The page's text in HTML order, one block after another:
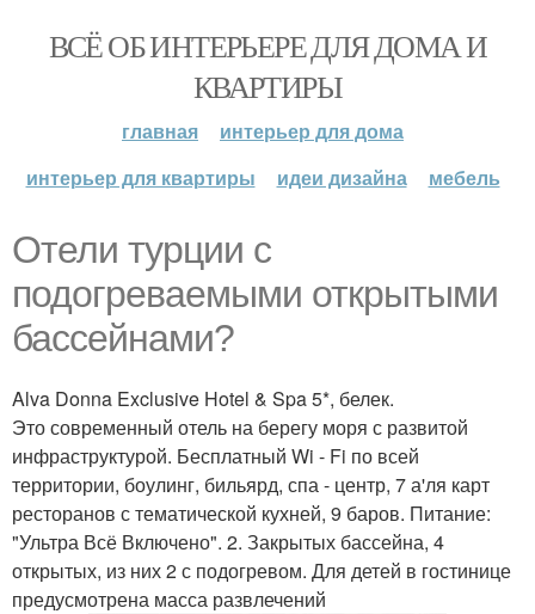
ВСЁ ОБ ИНТЕРЬЕРЕ ДЛЯ ДОМА И
КВАРТИРЫ
главная
интерьер для дома
интерьер для квартиры
идеи дизайна мебель
Отели турции с
подогреваемыми открытыми
бассейнами?
Alva Donna Exclusive Hotel & Spa 5*, белек.
Это современный отель на берегу моря с развитой
инфраструктурой. Бесплатный Wi - Fi по всей
территории, боулинг, бильярд, спа - центр, 7 а'ля карт
ресторанов с тематической кухней, 9 баров. Питание:
"Ультра Всё Включено". 2. Закрытых бассейна, 4
открытых, из них 2 с подогревом. Для детей в гостинице
предусмотрена масса развлечений